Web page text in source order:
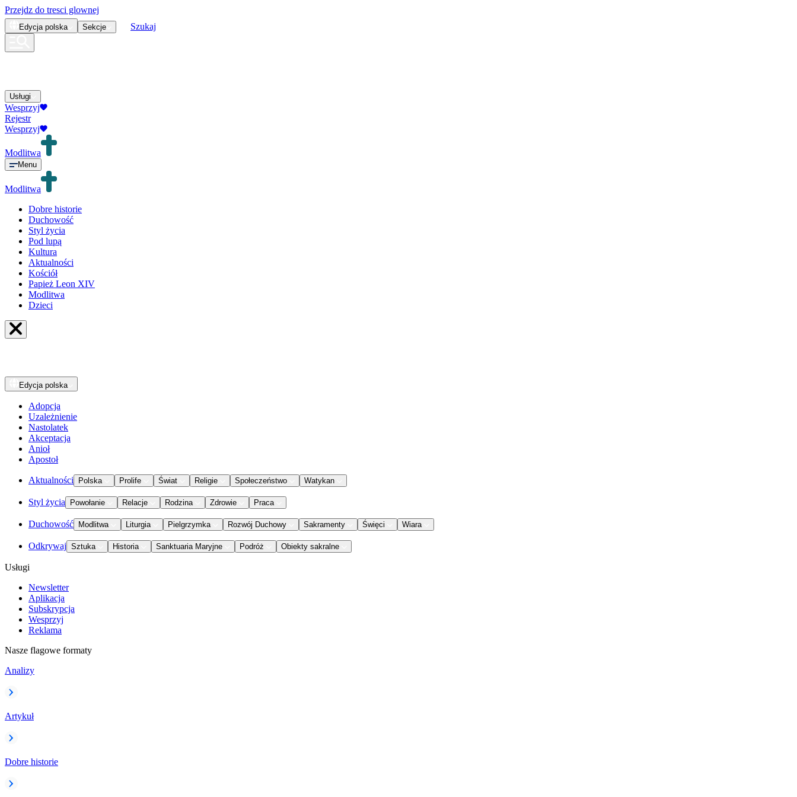
Przejdz do tresci glownej
Edycja polska Sekcje Szukaj
Usługi
Wesprzyj
Rejestr
Wesprzyj
Modlitwa
Menu
Modlitwa
Dobre historie
Duchowość
Styl życia
Pod lupą
Kultura
Aktualności
Kościół
Papież Leon XIV
Modlitwa
Dzieci
Edycja polska
Adopcja
Uzależnienie
Nastolatek
Akceptacja
Anioł
Apostoł
Aktualności Polska Prolife Świat Religie Społeczeństwo Watykan
Styl życia Powołanie Relacje Rodzina Zdrowie Praca
Duchowość Modlitwa Liturgia Pielgrzymka Rozwój Duchowy Sakramenty Święci Wiara
Odkrywaj Sztuka Historia Sanktuaria Maryjne Podróż Obiekty sakralne
Usługi
Newsletter
Aplikacja
Subskrypcja
Wesprzyj
Reklama
Nasze flagowe formaty
Analizy
Artykuł
Dobre historie